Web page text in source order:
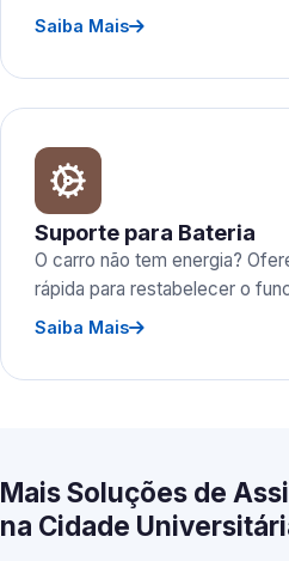
Saiba Mais
Suporte para Bateria
O carro não tem energia?
rápida para restabelecer o
Saiba Mais
Mais Soluções de
na Cidade